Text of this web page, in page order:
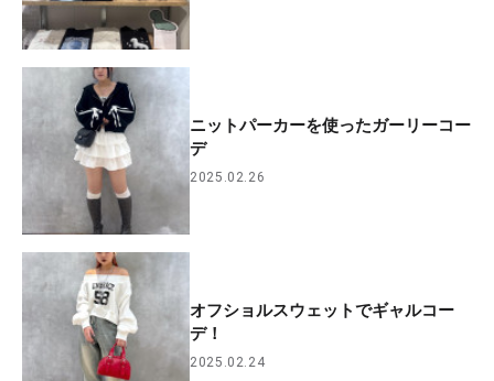
ニットパーカーを使ったガーリーコー
デ
2025.02.26
オフショルスウェットでギャルコー
デ！
2025.02.24